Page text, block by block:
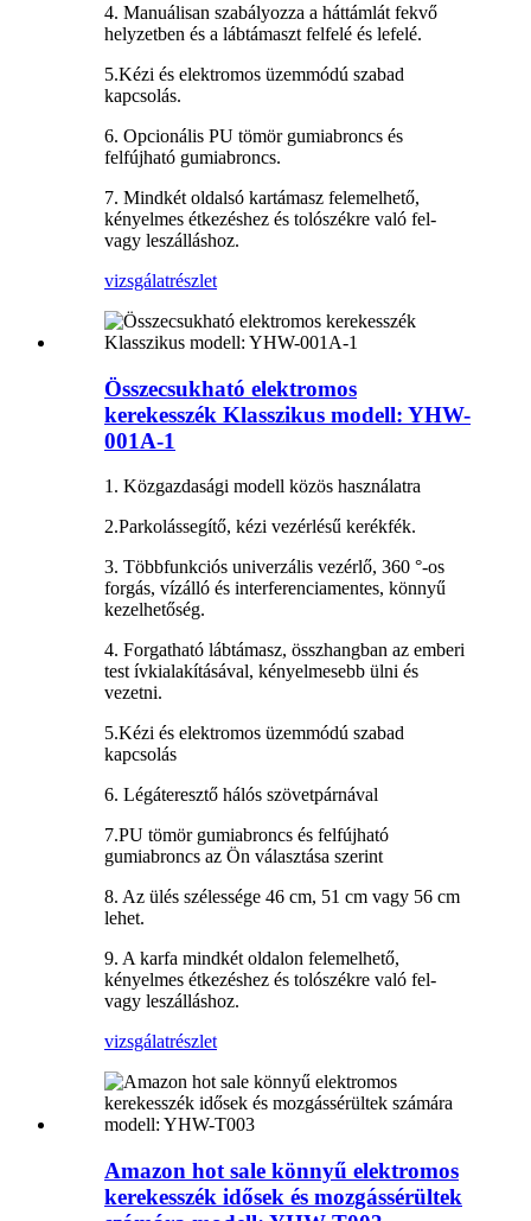
4. Manuálisan szabályozza a háttámlát fekvő
helyzetben és a lábtámaszt felfelé és lefelé.
5.Kézi és elektromos üzemmódú szabad
kapcsolás.
6. Opcionális PU tömör gumiabroncs és
felfújható gumiabroncs.
7. Mindkét oldalsó kartámasz felemelhető,
kényelmes étkezéshez és tolószékre való fel-
vagy leszálláshoz.
vizsgálatrészlet
Összecsukható elektromos
kerekesszék Klasszikus modell: YHW-
001A-1
1. Közgazdasági modell közös használatra
2.Parkolássegítő, kézi vezérlésű kerékfék.
3. Többfunkciós univerzális vezérlő, 360 °-os
forgás, vízálló és interferenciamentes, könnyű
kezelhetőség.
4. Forgatható lábtámasz, összhangban az emberi
test ívkialakításával, kényelmesebb ülni és
vezetni.
5.Kézi és elektromos üzemmódú szabad
kapcsolás
6. Légáteresztő hálós szövetpárnával
7.PU tömör gumiabroncs és felfújható
gumiabroncs az Ön választása szerint
8. Az ülés szélessége 46 cm, 51 cm vagy 56 cm
lehet.
9. A karfa mindkét oldalon felemelhető,
kényelmes étkezéshez és tolószékre való fel-
vagy leszálláshoz.
vizsgálatrészlet
Amazon hot sale könnyű elektromos
kerekesszék idősek és mozgássérültek